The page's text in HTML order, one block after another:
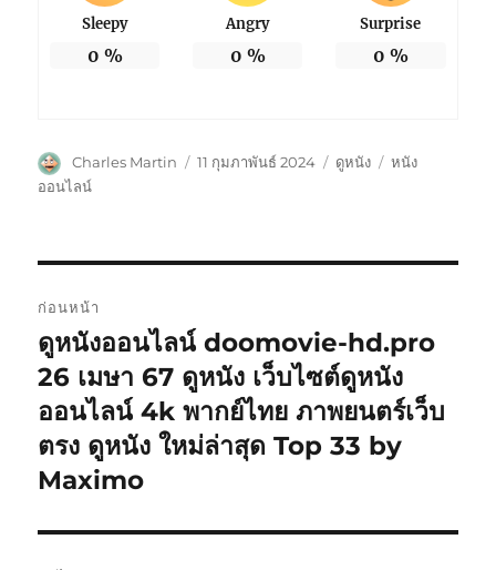
Sleepy
0 %
Angry
0 %
Surprise
0 %
ผู้
เขียน
Charles Martin
เขียน
11 กุมภาพันธ์ 2024
หมวด
ดูหนัง
ป้าย
หนัง
ออนไลน์
เรื่อง
ก่อนหน้า
เรื่อง
ก่อน
หน้า:
ดูหนังออนไลน์ doomovie-hd.pro
26 เมษา 67 ดูหนัง เว็บไซต์ดูหนัง
ออนไลน์ 4k พากย์ไทย ภาพยนตร์เว็บ
ตรง ดูหนัง ใหม่ล่าสุด Top 33 by
Maximo